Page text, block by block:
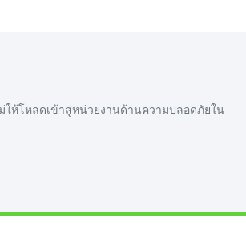
ให้โหลดเข้าสู่หน่วยงานด้านความปลอดภัยใน